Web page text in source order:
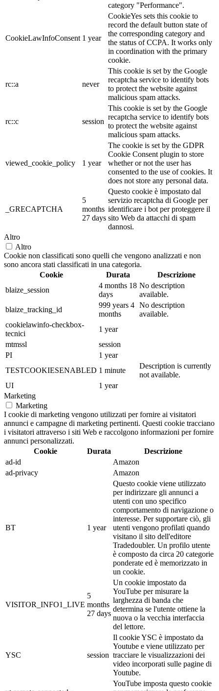
category "Performance".
CookieLawInfoConsent 1 year
CookieYes sets this cookie to
record the default button state of
the corresponding category and
the status of CCPA. It works only
in coordination with the primary
cookie.
rc::a never
This cookie is set by the Google
recaptcha service to identify bots
to protect the website against
malicious spam attacks.
rc::c session
This cookie is set by the Google
recaptcha service to identify bots
to protect the website against
malicious spam attacks.
viewed_cookie_policy 1 year
The cookie is set by the GDPR
Cookie Consent plugin to store
whether or not the user has
consented to the use of cookies. It
does not store any personal data.
_GRECAPTCHA
5
months
27 days
Questo cookie è impostato dal
servizio recaptcha di Google per
identificare i bot per proteggere il
sito Web da attacchi di spam
dannosi.
Altro
Altro
Cookie non classificati sono quelli che vengono analizzati e non
sono ancora stati classificati in una categoria.
Cookie
Durata
Descrizione
blaize_session
4 months 18
days
No description
available.
blaize_tracking_id
999 years 4
months
No description
available.
cookielawinfo-checkbox-
tecnici
1 year
mtmssl
session
PI
1 year
TESTCOOKIESENABLED 1 minute
Description is currently
not available.
UI
1 year
Marketing
Marketing
I cookie di marketing vengono utilizzati per fornire ai visitatori
annunci e campagne di marketing pertinenti. Questi cookie tracciano
i visitatori attraverso i siti Web e raccolgono informazioni per fornire
annunci personalizzati.
Cookie
Durata
Descrizione
ad-id
Amazon
ad-privacy
Amazon
BT 1 year
Questo cookie viene utilizzato
per indirizzare gli annunci a
utenti con uno specifico
comportamento di navigazione o
interesse. Per supportare ciò, gli
utenti vengono profilati quando
visitano il sito dell'editore
Tradedoubler. Un profilo utente
è composto da circa 20 categorie
ponderate ed è memorizzato in
un cookie.
VISITOR_INFO1_LIVE
5
months
27 days
Un cookie impostato da
YouTube per misurare la
larghezza di banda che
determina se l'utente ottiene la
nuova o la vecchia interfaccia
del lettore.
YSC session
Il cookie YSC è impostato da
Youtube e viene utilizzato per
tracciare le visualizzazioni dei
video incorporati sulle pagine di
Youtube.
YouTube imposta questo cookie